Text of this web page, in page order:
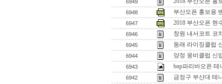
6949
6948 부산오픈 홍보용
6947 2018 부산오픈 현
6946 창원 내서코트 코
6945 동래 라이징클럽
6944 양정 웅비클럽 신
6943 bnp파리바오픈 테
6942 금정구 부산대 테